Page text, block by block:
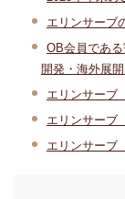
エリンサーブ
OB会員であ
開発・海外展
エリンサーブ
エリンサー
エリンサー